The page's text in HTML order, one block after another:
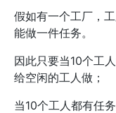
假如有一个工厂，
能做一件任务。
因此只要当10个工
给空闲的工人做；
当10个工人都有任